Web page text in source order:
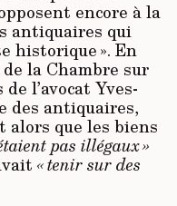
encore à la
antiquaires qui
historique ». En
la Chambre sur
l’avocat Yves-
des antiquaires,
que les biens
pas illégaux »
« tenir sur des